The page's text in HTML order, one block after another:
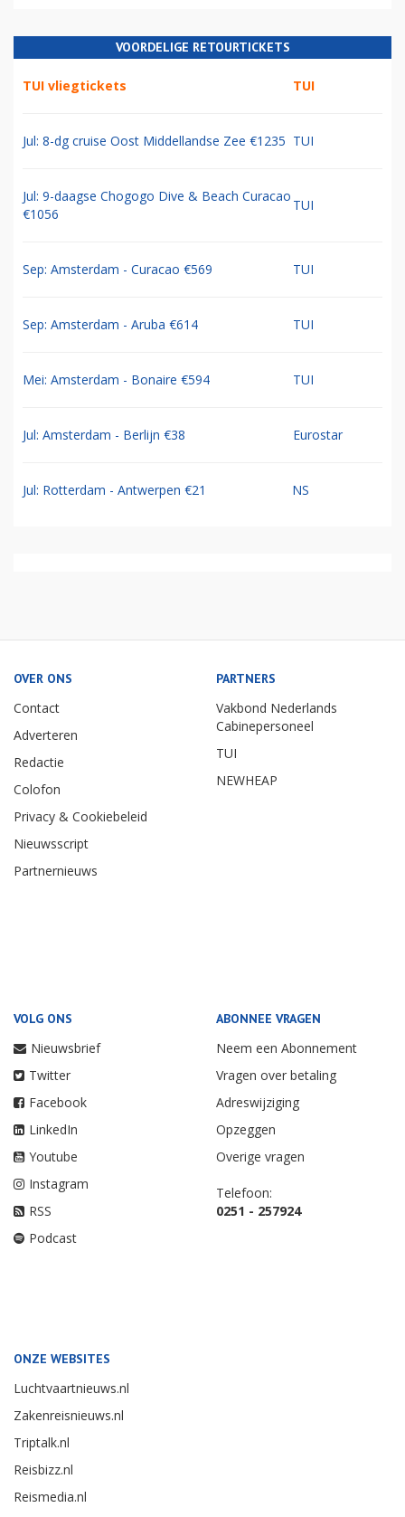
VOORDELIGE RETOURTICKETS
TUI vliegtickets TUI
Jul: 8-dg cruise Oost Middellandse Zee €1235 TUI
Jul: 9-daagse Chogogo Dive & Beach Curacao
€1056
TUI
Sep: Amsterdam - Curacao €569 TUI
Sep: Amsterdam - Aruba €614 TUI
Mei: Amsterdam - Bonaire €594 TUI
Jul: Amsterdam - Berlijn €38 Eurostar
Jul: Rotterdam - Antwerpen €21 NS
OVER ONS
Contact
Adverteren
Redactie
Colofon
Privacy & Cookiebeleid
Nieuwsscript
Partnernieuws
PARTNERS
Vakbond Nederlands
Cabinepersoneel
TUI
NEWHEAP
VOLG ONS
Nieuwsbrief
Twitter
Facebook
LinkedIn
Youtube
Instagram
RSS
Podcast
ABONNEE VRAGEN
Neem een Abonnement
Vragen over betaling
Adreswijziging
Opzeggen
Overige vragen
Telefoon:
0251 - 257924
ONZE WEBSITES
Luchtvaartnieuws.nl
Zakenreisnieuws.nl
Triptalk.nl
Reisbizz.nl
Reismedia.nl